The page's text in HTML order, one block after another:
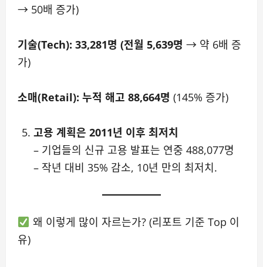
→ 50배 증가)
기술(Tech): 33,281명 (전월 5,639명 → 약 6배 증
가)
소매(Retail): 누적 해고 88,664명 (145% 증가)
고용 계획은 2011년 이후 최저치
– 기업들의 신규 고용 발표는 연중 488,077명
– 작년 대비 35% 감소, 10년 만의 최저치.
왜 이렇게 많이 자르는가? (리포트 기준 Top 이
유)